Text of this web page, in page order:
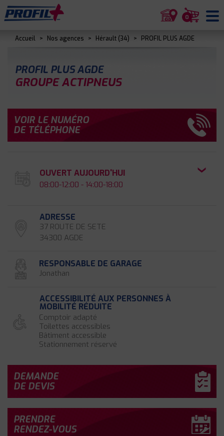
0
Accueil > Nos agences > Hérault (34) > PROFIL PLUS AGDE
PROFIL PLUS AGDE
GROUPE ACTIPNEUS
VOIR LE NUMÉRO
DE TÉLÉPHONE
OUVERT AUJOURD'HUI
08:00-12:00 - 14:00-18:00
ADRESSE
37 ROUTE DE SETE
34300 AGDE
RESPONSABLE DE GARAGE
Jonathan
ACCESSIBILITÉ AUX PERSONNES À
MOBILITÉ RÉDUITE
Comptoir adapté
Toilettes accessibles
Bâtiment accessible
Stationnement réservé
DEMANDE
DE DEVIS
PRENDRE
RENDEZ-VOUS